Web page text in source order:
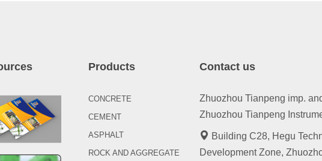
Products
CONCRETE
CEMENT
ASPHALT
ROCK AND AGGREGATE
Contact us
Zhuozhou Tianpeng imp.
Zhuozhou Tianpeng
Building C28, Hegu
Development Zone,